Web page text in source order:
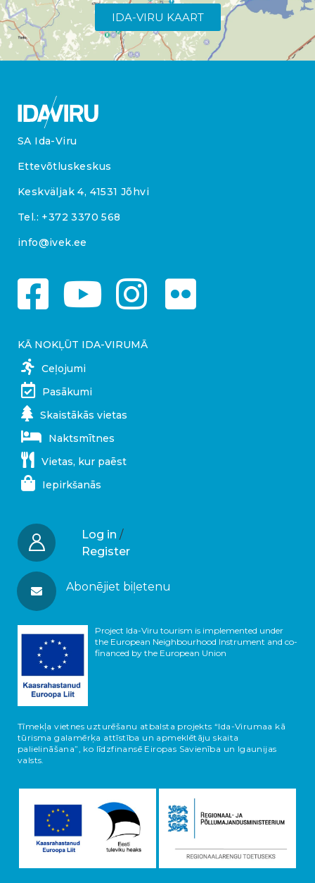
IDA-VIRU KAART
SA Ida-Viru
Ettevõtluskeskus
Keskväljak 4, 41531 Jõhvi
Tel.: +372 3370 568
info@ivek.ee
KĀ NOKĻŪT IDA-VIRUMĀ
Ceļojumi
Pasākumi
Skaistākās vietas
Naktsmītnes
Vietas, kur paēst
Iepirkšanās
Log in /
Register
Abonējiet biļetenu
Project Ida-Viru tourism is implemented under
the European Neighbourhood Instrument and co-
financed by the European Union
Tīmekļa vietnes uzturēšanu atbalsta projekts “Ida-Virumaa kā
tūrisma galamērķa attīstība un apmeklētāju skaita
palielināšana”, ko līdzfinansē Eiropas Savienība un Igaunijas
valsts.